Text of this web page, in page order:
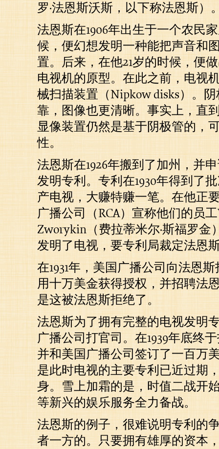
罗·法恩斯沃斯，以下称法恩斯）
法恩斯在1906年出生于一个农民
候，便幻想发明一种能把声音和
置。后来，在他21岁的时候，便
电视机的原型。在此之前，电视
械扫描装置（Nipkow disks）。
靠，图像也更清晰。事实上，直
显像装置仍然是基于阴极管的，
性。
法恩斯在1926年搬到了加州，并
发明专利。专利在1930年得到了
产电视，大赚特赚一笔。在他正
广播公司（RCA）宣称他们的员
Zworykin（费拉蒂米尔·斯福罗金
发明了电视，要专利局裁定法恩
在1931年，美国广播公司向法恩
用十万美金获得授权，并招聘法
是这被法恩斯拒绝了。
法恩斯为了拥有完整的电视发明
广播公司打官司。在1939年底终
并和美国广播公司签订了一百万
是此时电视的主要专利已近过期
身。雪上加霜的是，时值二战开
等新兴的娱乐服务全力备战。
法恩斯的例子，很难说明专利的
者一方的。只要拥有雄厚的资本